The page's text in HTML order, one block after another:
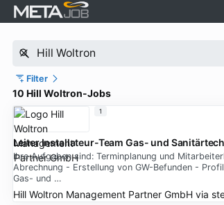
Filter
10 Hill Woltron-Jobs
Leiter Installateur-Team Gas- und
Ihre Aufgaben sind: Terminplanung und
Abrechnung - Erstellung von GW-Befunden -
Gas- und …
Hill Woltron Management Partner GmbHvia
1